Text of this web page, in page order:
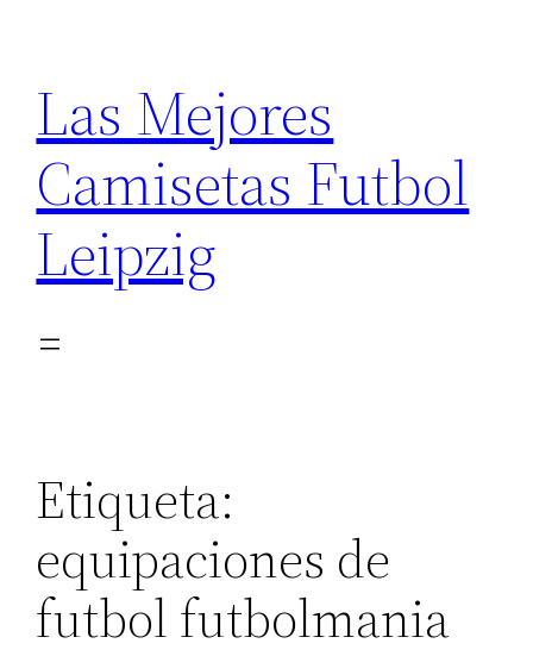
contenido
Las Mejores
Camisetas Futbol
Leipzig
Etiqueta:
equipaciones de
futbol futbolmania